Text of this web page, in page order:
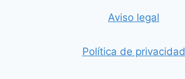
Aviso legal
Política de privacidad